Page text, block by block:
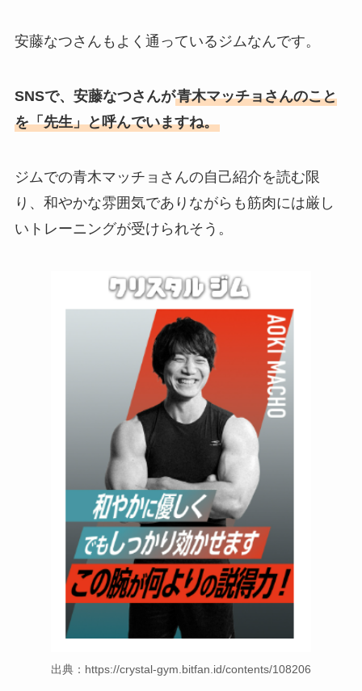
安藤なつさんもよく通っているジムなんです。
SNSで、安藤なつさんが青木マッチョさんのこと
を「先生」と呼んでいますね。
ジムでの青木マッチョさんの自己紹介を読む限
り、和やかな雰囲気でありながらも筋肉には厳し
いトレーニングが受けられそう。
出典：https://crystal-gym.bitfan.id/contents/108206